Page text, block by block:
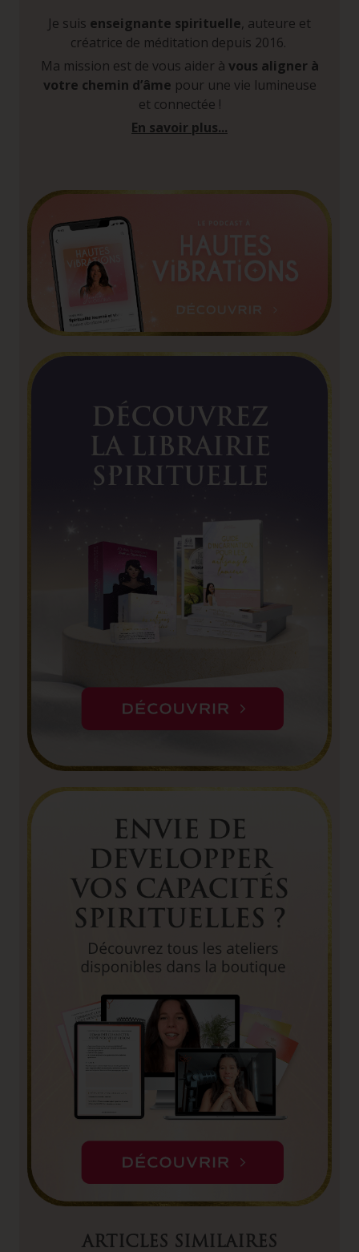
Je suis enseignante spirituelle, auteure et
créatrice de méditation depuis 2016.
Ma mission est de vous aider à vous aligner à
votre chemin d’âme pour une vie lumineuse
et connectée !
En savoir plus...
ARTICLES SIMILAIRES